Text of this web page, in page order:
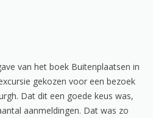
van het boek Buitenplaatsen in
gekozen voor een bezoek
Dat dit een goede keus was,
aanmeldingen. Dat was zo